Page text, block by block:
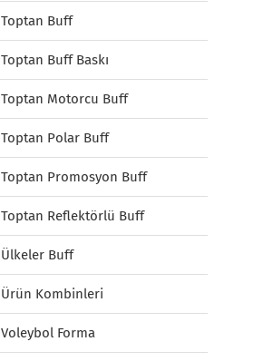
Toptan Buff
Toptan Buff Baskı
Toptan Motorcu Buff
Toptan Polar Buff
Toptan Promosyon Buff
Toptan Reflektörlü Buff
Ülkeler Buff
Ürün Kombinleri
Voleybol Forma